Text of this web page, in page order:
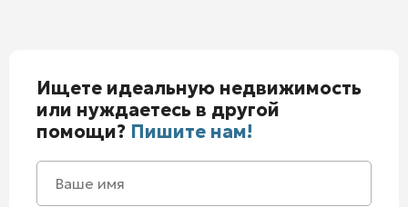
Ищете идеальную недвижимость
или нуждаетесь в другой
помощи? Пишите нам!